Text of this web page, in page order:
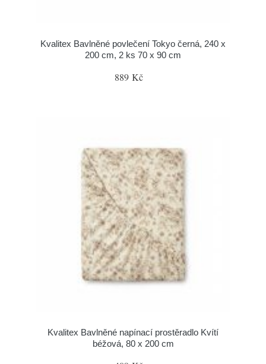
Kvalitex Bavlněné povlečení Tokyo černá, 240 x
200 cm, 2 ks 70 x 90 cm
889 Kč
Kvalitex Bavlněné napínací prostěradlo Kvítí
béžová, 80 x 200 cm